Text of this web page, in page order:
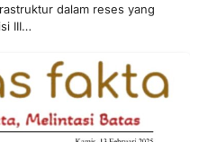
dalam reses yang
III…